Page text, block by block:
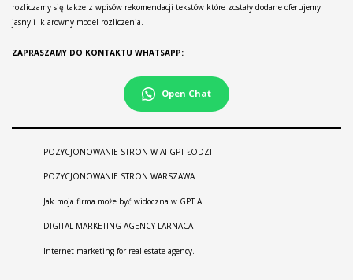
rozliczamy się także z wpisów rekomendacji tekstów które zostały dodane oferujemy
jasny i klarowny model rozliczenia.
ZAPRASZAMY DO KONTAKTU WHATSAPP:
Open Chat
POZYCJONOWANIE STRON W AI GPT ŁODZI
POZYCJONOWANIE STRON WARSZAWA
Jak moja firma może być widoczna w GPT AI
DIGITAL MARKETING AGENCY LARNACA
Internet marketing for real estate agency.